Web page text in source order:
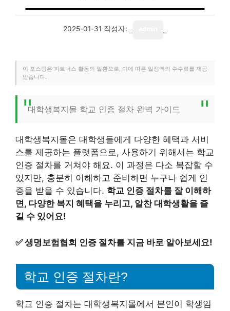
2025-01-31 작성자:
이 포스팅은 파트너스 활동의 일환으로, 이에 따른 일정액의 수수료를 제공
받습니다.
대학생복지몰 학교 인증 절차 완벽 가이드
대학생복지몰은 대학생들에게 다양한 혜택과 서비
스를 제공하는 플랫폼으로, 사용하기 위해서는 학교
인증 절차를 거쳐야 해요. 이 과정은 다소 복잡할 수
있지만, 충분히 이해하고 준비하면 누구나 쉽게 인
증을 받을 수 있습니다. 학교 인증 절차를 잘 이해하
면, 다양한 복지 혜택을 누리고, 알찬 대학생활을 즐
길 수 있어요!
✅생명보험협회 인증 절차를 지금 바로 알아보세요!
학교 인증 절차란?
학교 인증 절차는 대학생복지몰에서 본인이 학생임